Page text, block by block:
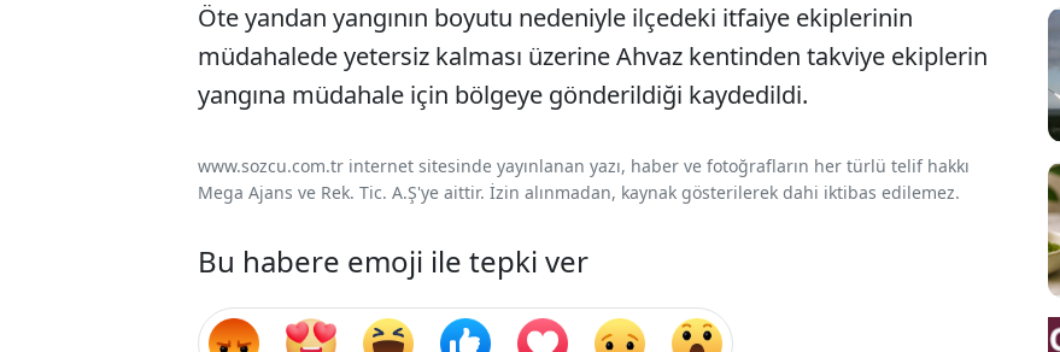
Öte yandan yangının boyutu nedeniyle ilçedeki itfaiye ekiplerinin
müdahalede yetersiz kalması üzerine Ahvaz kentinden takviye ekiplerin
yangına müdahale için bölgeye gönderildiği kaydedildi.
www.sozcu.com.tr internet sitesinde yayınlanan yazı, haber ve fotoğrafların her türlü telif hakkı
Mega Ajans ve Rek. Tic. A.Ş'ye aittir. İzin alınmadan, kaynak gösterilerek dahi iktibas edilemez.
Bu habere emoji ile tepki ver